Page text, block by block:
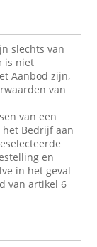
slechts van
is niet
Aanbod zijn,
van
van een
Bedrijf aan
en
in het geval
van artikel 6